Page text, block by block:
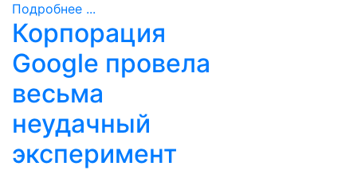
Подробнее ...
Корпорация
Google провела
весьма
неудачный
эксперимент